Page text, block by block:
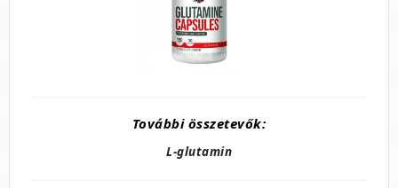
További összetevők:
L-glutamin